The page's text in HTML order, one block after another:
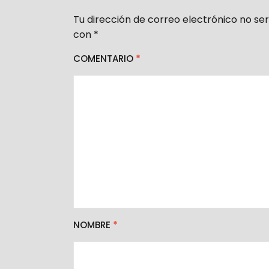
Tu dirección de correo electrónico no
con *
COMENTARIO *
NOMBRE *